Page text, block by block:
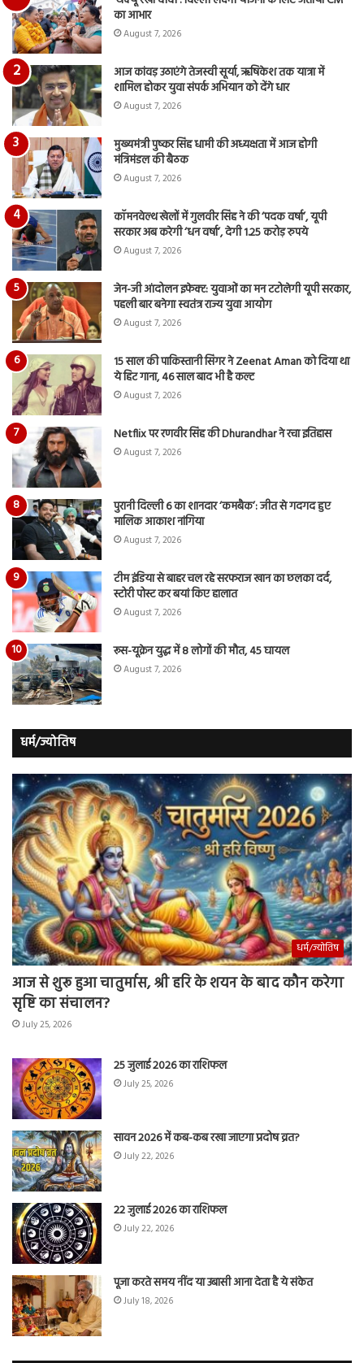
का आभार
August 7, 2026
आज कांवड़ उठाएंगे तेजस्वी सूर्या, ऋषिकेश तक यात्रा में
शामिल होकर युवा संपर्क अभियान को देंगे धार
August 7, 2026
मुख्यमंत्री पुष्कर सिंह धामी की अध्यक्षता में आज होगी
मंत्रिमंडल की बैठक
August 7, 2026
कॉमनवेल्थ खेलों में गुलवीर सिंह ने की ‘पदक वर्षा’, यूपी
सरकार अब करेगी ‘धन वर्षा’, देगी 1.25 करोड़ रुपये
August 7, 2026
जेन-जी आंदोलन इफेक्ट: युवाओं का मन टटोलेगी यूपी सरकार,
पहली बार बनेगा स्वतंत्र राज्य युवा आयोग
August 7, 2026
15 साल की पाकिस्तानी सिंगर ने Zeenat Aman को दिया था
ये हिट गाना, 46 साल बाद भी है कल्ट
August 7, 2026
Netflix पर रणवीर सिंह की Dhurandhar ने रचा इतिहास
August 7, 2026
पुरानी दिल्ली 6 का शानदार ‘कमबैक’: जीत से गदगद हुए
मालिक आकाश नांगिया
August 7, 2026
टीम इंडिया से बाहर चल रहे सरफराज खान का छलका दर्द,
स्टोरी पोस्ट कर बयां किए हालात
August 7, 2026
रूस-यूक्रेन युद्ध में 8 लोगों की मौत, 45 घायल
August 7, 2026
धर्म/ज्योतिष
धर्म/ज्योतिष
आज से शुरू हुआ चातुर्मास, श्री हरि के शयन के बाद कौन करेगा
सृष्टि का संचालन?
July 25, 2026
25 जुलाई 2026 का राशिफल
July 25, 2026
सावन 2026 में कब-कब रखा जाएगा प्रदोष व्रत?
July 22, 2026
22 जुलाई 2026 का राशिफल
July 22, 2026
पूजा करते समय नींद या उबासी आना देता है ये संकेत
July 18, 2026